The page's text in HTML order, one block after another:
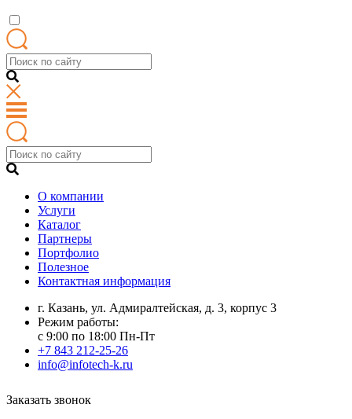
О компании
Услуги
Каталог
Партнеры
Портфолио
Полезное
Контактная информация
г. Казань, ул. Адмиралтейская, д. 3, корпус 3
Режим работы:
с 9:00 по 18:00 Пн-Пт
+7 843 212-25-26
info@infotech-k.ru
Заказать звонок